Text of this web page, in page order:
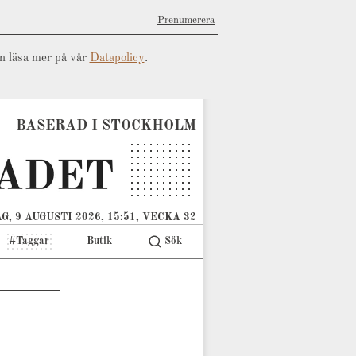
Prenumerera
läsa mer på vår Datapolicy.
BASERAD I STOCKHOLM
9 AUGUSTI 2026, 15:51, VECKA 32
#Taggar Butik Sök